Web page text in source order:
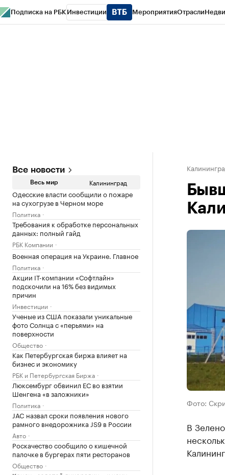
Подписка на РБК Инвестиции МероприятияОтрасли
Все новости
Весь мир Калининград
Одесские власти сообщили о пожаре
на сухогрузе в Черном море
Политика
Требования к обработке персональных
данных: полный гайд
РБК Компании
Военная операция на Украине. Главное
Политика
Акции IT-компании «Софтлайн»
подскочили на 16% без видимых
причин
Инвестиции
Ученые из США показали уникальные
фото Солнца с «перьями» на
поверхности
Общество
Как Петербургская биржа влияет на
бизнес и экономику
РБК и Петербургская Биржа
Люксембург обвинил ЕС во взятии
Шенгена «в заложники»
Политика
JAC назвал сроки появления нового
рамного внедорожника JS9 в России
Авто
Роскачество сообщило о кишечной
палочке в бургерах пяти ресторанов
Общество
Фото:
В